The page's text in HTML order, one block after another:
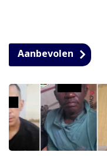
Aanbevolen